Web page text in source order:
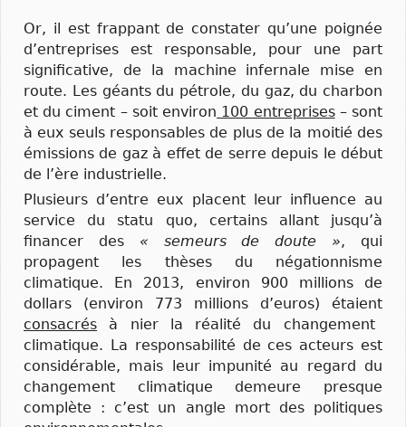
Or, il est frappant de constater qu’une poignée
d’entreprises est responsable, pour une part
significative, de la machine infernale mise en
route. Les géants du pétrole, du gaz, du charbon
et du ciment – soit environ 100 entreprises– sont
à eux seuls responsables de plus de la moitié des
émissions de gaz à effet de serre depuis le début
de l’ère industrielle.
Plusieurs d’entre eux placent leur influence au
service du statu quo, certains allant jusqu’à
financer des « semeurs de doute », qui
propagent les thèses du négationnisme
climatique. En 2013, environ 900 millions de
dollars (environ 773 millions d’euros) étaient
consacrés à nier la réalité du changement
climatique. La responsabilité de ces acteurs est
considérable, mais leur impunité au regard du
changement climatique demeure presque
complète : c’est un angle mort des politiques